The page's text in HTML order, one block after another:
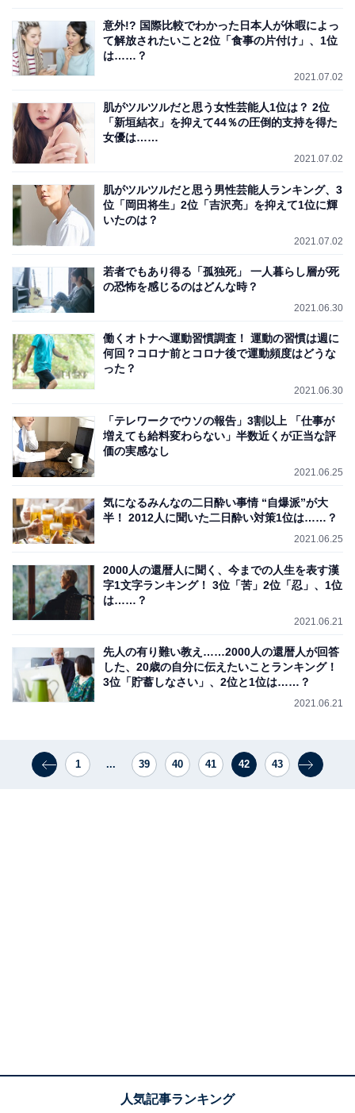
意外!? 国際比較でわかった日本人が休暇によっ
て解放されたいこと2位「食事の片付け」、1位
は……？
2021.07.02
肌がツルツルだと思う女性芸能人1位は？ 2位
「新垣結衣」を抑えて44％の圧倒的支持を得た
女優は……
2021.07.02
肌がツルツルだと思う男性芸能人ランキング、3
位「岡田将生」2位「吉沢亮」を抑えて1位に輝
いたのは？
2021.07.02
若者でもあり得る「孤独死」 一人暮らし層が死
の恐怖を感じるのはどんな時？
2021.06.30
働くオトナへ運動習慣調査！ 運動の習慣は週に
何回？コロナ前とコロナ後で運動頻度はどうな
った？
2021.06.30
「テレワークでウソの報告」3割以上 「仕事が
増えても給料変わらない」半数近くが正当な評
価の実感なし
2021.06.25
気になるみんなの二日酔い事情 “自爆派”が大
半！ 2012人に聞いた二日酔い対策1位は……？
2021.06.25
2000人の還暦人に聞く、今までの人生を表す漢
字1文字ランキング！ 3位「苦」2位「忍」、1位
は……？
2021.06.21
先人の有り難い教え……2000人の還暦人が回答
した、20歳の自分に伝えたいことランキング！
3位「貯蓄しなさい」、2位と1位は……？
2021.06.21
1 ... 39 40 41 42 43